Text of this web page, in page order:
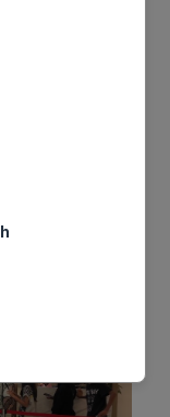
Asia
Indonesia,
bagi
kejenuhan
yang
wilayah